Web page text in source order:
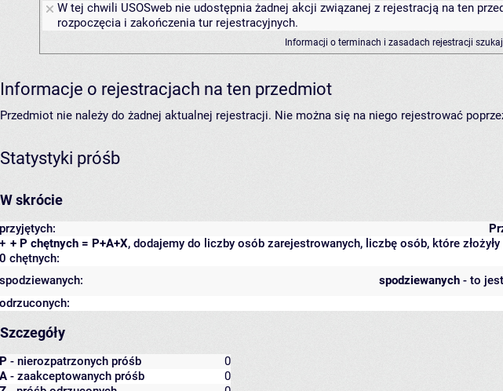
W tej chwili USOSweb nie udostępnia żadnej akcji związanej z rejestracją na ten
rozpoczęcia i zakończenia tur rejestracyjnych.
Informacji o terminach i zasadach rejestracji
Informacje o rejestracjach na ten przedmiot
Przedmiot nie należy do żadnej aktualnej rejestracji. Nie można się na niego rejestrować
Statystyki próśb
W skrócie
przyjętych:
+ P chętnych = P+A+X, dodajemy do liczby osób zarejestrowanych, liczbę osób, które
+
0 chętnych:
spodziewanych - to
spodziewanych:
odrzuconych:
Szczegóły
P - nierozpatrzonych próśb
0
A - zaakceptowanych próśb
0